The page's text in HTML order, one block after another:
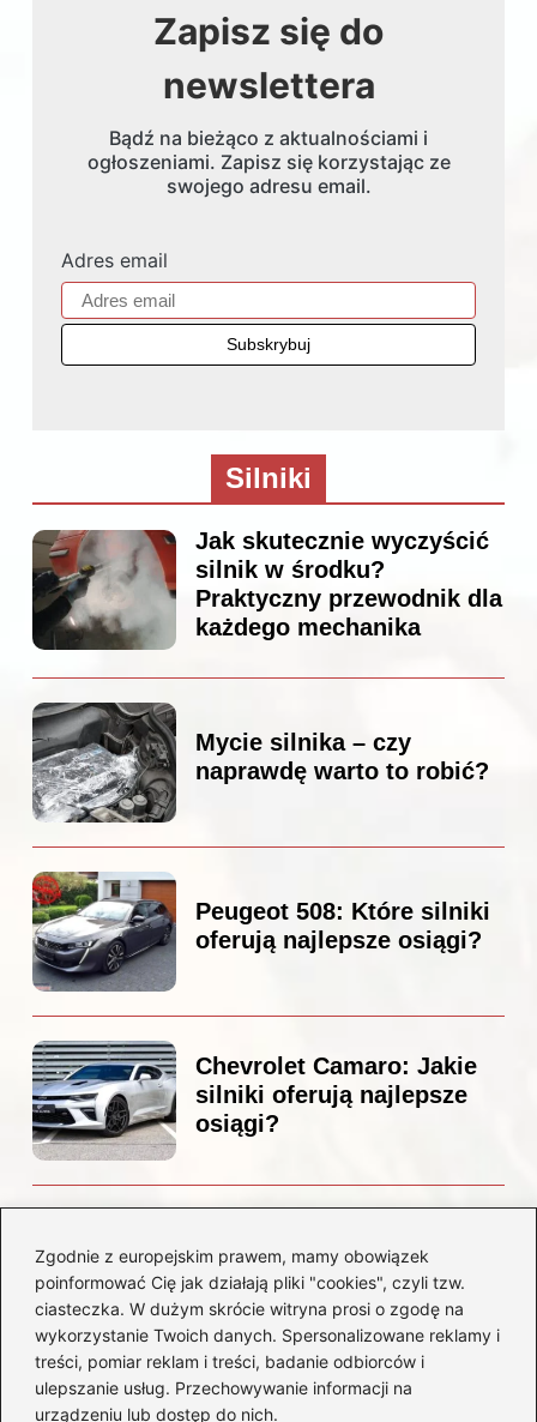
Zgodnie z europejskim prawem, mamy obowiązek
poinformować Cię jak działają pliki "cookies", czyli tzw.
ciasteczka. W dużym skrócie witryna prosi o zgodę na
wykorzystanie Twoich danych. Spersonalizowane reklamy i
treści, pomiar reklam i treści, badanie odbiorców i
ulepszanie usług. Przechowywanie informacji na
urządzeniu lub dostęp do nich.
Zapisz się do
newslettera
Bądź na bieżąco z aktualnościami i
ogłoszeniami. Zapisz się korzystając ze
swojego adresu email.
Adres email
Silniki
Jak skutecznie wyczyścić
silnik w środku?
Praktyczny przewodnik dla
każdego mechanika
Mycie silnika – czy
naprawdę warto to robić?
Peugeot 508: Które silniki
oferują najlepsze osiągi?
Chevrolet Camaro: Jakie
silniki oferują najlepsze
osiągi?
Odkryj przyczyny i
rozwiązania dla Twojego
silnika
Kategorie